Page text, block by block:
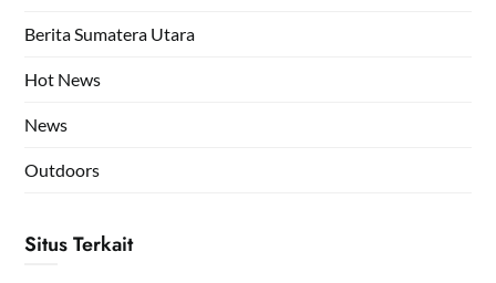
Berita Sumatera Utara
Hot News
News
Outdoors
Situs Terkait